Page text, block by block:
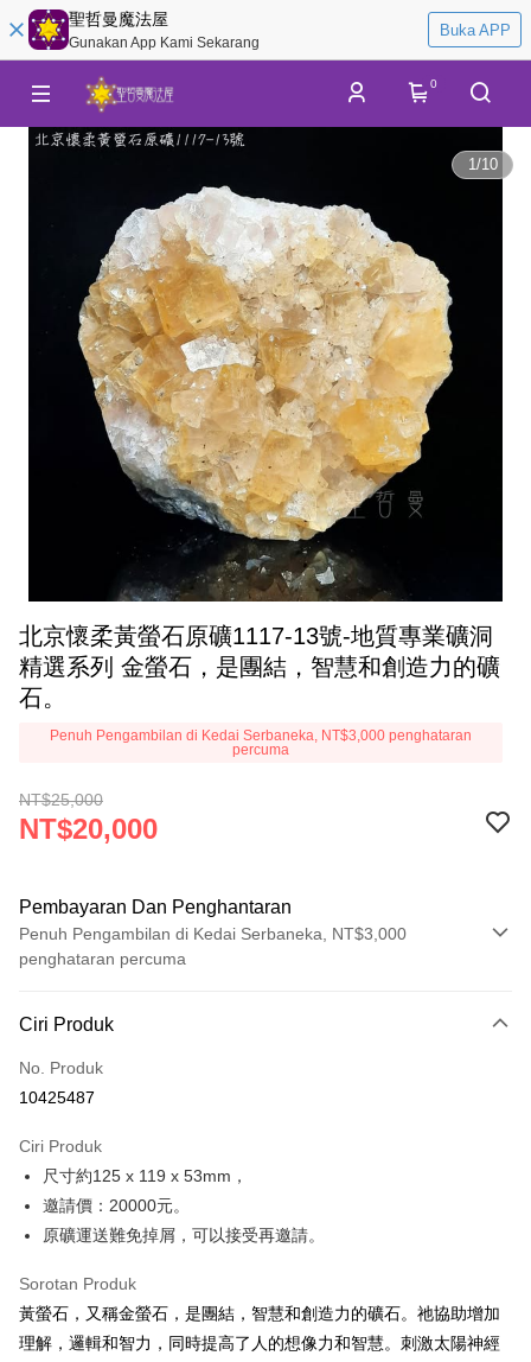
聖哲曼魔法屋
Gunakan App Kami Sekarang
Buka APP
0
1/10
北京懷柔黃螢石原礦1117-13號-地質專業礦洞
精選系列 金螢石，是團結，智慧和創造力的礦
石。
Penuh Pengambilan di Kedai Serbaneka, NT$3,000 penghataran
percuma
NT$25,000
NT$20,000
Pembayaran Dan Penghantaran
Penuh Pengambilan di Kedai Serbaneka, NT$3,000
penghataran percuma
Kad Kredit (Bayaran Penuh)
Pengambilan di Kedai Serbaneka
Apple Pay
JKOPAY
Pilihan Penghantaran
Ciri Produk
No. Produk
10425487
Ciri Produk
⁡尺寸約125 x 119 x 53mm，
邀請價：20000元。
原礦運送難免掉屑，可以接受再邀請。
Sorotan Produk
黃螢石，又稱金螢石，是團結，智慧和創造力的礦石。祂協助增加
理解，邏輯和智力，同時提高了人的想像力和智慧。刺激太陽神經